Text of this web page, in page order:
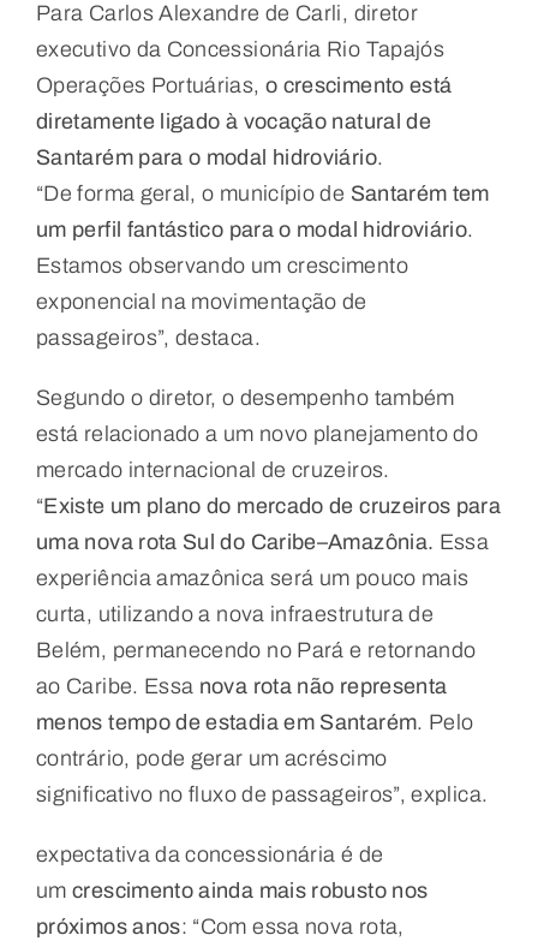
Para Carlos Alexandre de Carli, diretor
executivo da Concessionária Rio Tapajós
Operações Portuárias, o crescimento está
diretamente ligado à vocação natural de
Santarém para o modal hidroviário.
“De forma geral, o município de Santarém tem
um perfil fantástico para o modal hidroviário.
Estamos observando um crescimento
exponencial na movimentação de
passageiros”, destaca.
Segundo o diretor, o desempenho também
está relacionado a um novo planejamento do
mercado internacional de cruzeiros.
“Existe um plano do mercado de cruzeiros para
uma nova rota Sul do Caribe–Amazônia. Essa
experiência amazônica será um pouco mais
curta, utilizando a nova infraestrutura de
Belém, permanecendo no Pará e retornando
ao Caribe. Essa nova rota não representa
menos tempo de estadia em Santarém. Pelo
contrário, pode gerar um acréscimo
significativo no fluxo de passageiros”, explica.
expectativa da concessionária é de
umcrescimento ainda mais robusto nos
próximos anos: “Com essa nova rota,